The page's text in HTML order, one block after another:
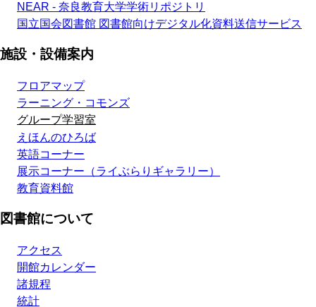
NEAR - 奈良教育大学学術リポジトリ
国立国会図書館 図書館向けデジタル化資料送信サービス
施設・設備案内
フロアマップ
ラーニング・コモンズ
グループ学習室
えほんのひろば
英語コーナー
展示コーナー（ライぶらりギャラリー）
教育資料館
図書館について
アクセス
開館カレンダー
諸規程
統計